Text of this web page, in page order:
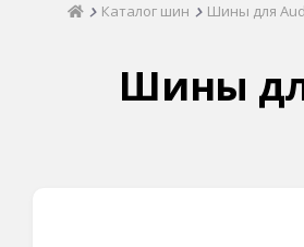
Каталог шин Шины для
Шины